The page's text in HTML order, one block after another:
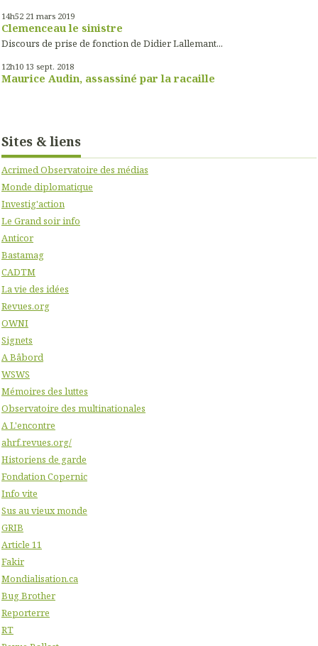
14h52 21 mars 2019
Clemenceau le sinistre
Discours de prise de fonction de Didier Lallemant...
12h10 13 sept. 2018
Maurice Audin, assassiné par la racaille
Sites & liens
Acrimed Observatoire des médias
Monde diplomatique
Investig'action
Le Grand soir info
Anticor
Bastamag
CADTM
La vie des idées
Revues.org
OWNI
Signets
A Bâbord
WSWS
Mémoires des luttes
Observatoire des multinationales
A L'encontre
ahrf.revues.org/
Historiens de garde
Fondation Copernic
Info vite
Sus au vieux monde
GRIB
Article 11
Fakir
Mondialisation.ca
Bug Brother
Reporterre
RT